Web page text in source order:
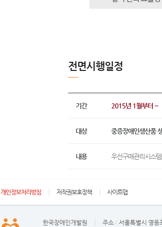
전면시행일정
기간 2015년 1월부터 ~
대상 중증장애인생산품
내용 우선구매관리시스
개인정보처리방침 저작권보호정책 사이트맵
한국장애인개발원 주소 : 서울특별시 영등